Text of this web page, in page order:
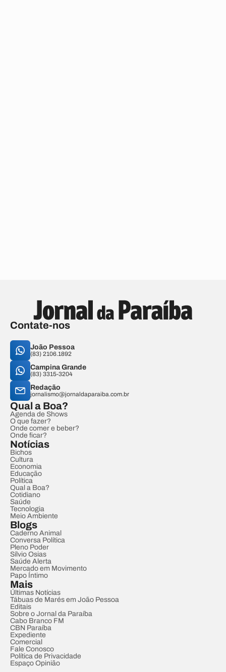
Contate-nos
João Pessoa
(83) 2106.1892
Campina Grande
(83) 3315-3204
Redação
jornalismo@jornaldaparaiba.com.br
Qual a Boa?
Agenda de Shows
O que fazer?
Onde comer e beber?
Onde ficar?
Notícias
Bichos
Cultura
Economia
Educação
Política
Qual a Boa?
Cotidiano
Saúde
Tecnologia
Meio Ambiente
Blogs
Caderno Animal
Conversa Política
Pleno Poder
Sílvio Osias
Saúde Alerta
Mercado em Movimento
Papo Íntimo
Mais
Últimas Notícias
Tábuas de Marés em João Pessoa
Editais
Sobre o Jornal da Paraíba
Cabo Branco FM
CBN Paraíba
Expediente
Comercial
Fale Conosco
Política de Privacidade
Espaço Opinião